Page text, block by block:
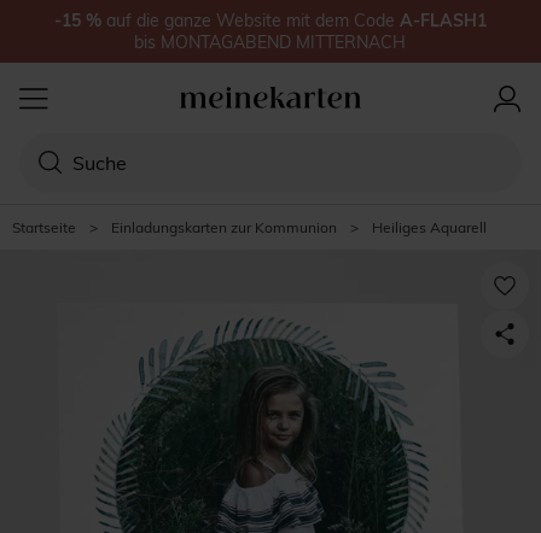
Startseite > Einladungskarten zur Kommunion > Heiliges Aquarell
-15 % auf die ganze Website mit dem Code A-FLASH1
bis MONTAGABEND MITTERNACH